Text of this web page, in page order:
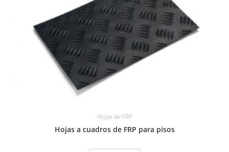
Hojas de FRP
Hojas a cuadros de FRP para pisos